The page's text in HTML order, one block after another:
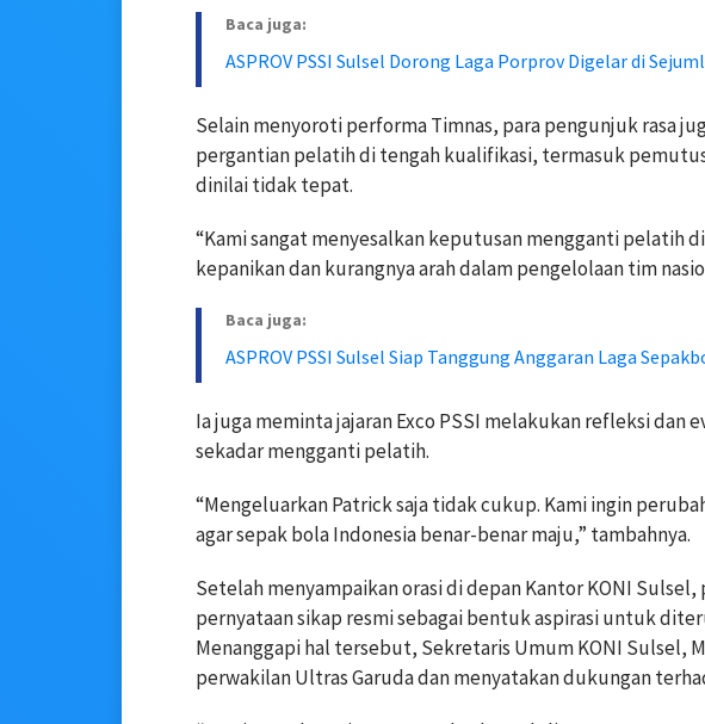
Baca juga:
ASPROV PSSI Sulsel Dorong Laga Porprov Digelar di
Selain menyoroti performa Timnas, para pengunjuk rasa
pergantian pelatih di tengah kualifikasi, termasuk
dinilai tidak tepat.
“Kami sangat menyesalkan keputusan mengganti pelatih
kepanikan dan kurangnya arah dalam pengelolaan tim
Baca juga:
ASPROV PSSI Sulsel Siap Tanggung Anggaran Laga
Ia juga meminta jajaran Exco PSSI melakukan refleksi dan
sekadar mengganti pelatih.
“Mengeluarkan Patrick saja tidak cukup. Kami ingin
agar sepak bola Indonesia benar-benar maju,” tambahnya.
Setelah menyampaikan orasi di depan Kantor KONI
pernyataan sikap resmi sebagai bentuk aspirasi untuk
Menanggapi hal tersebut, Sekretaris Umum KONI Sulsel,
perwakilan Ultras Garuda dan menyatakan dukungan